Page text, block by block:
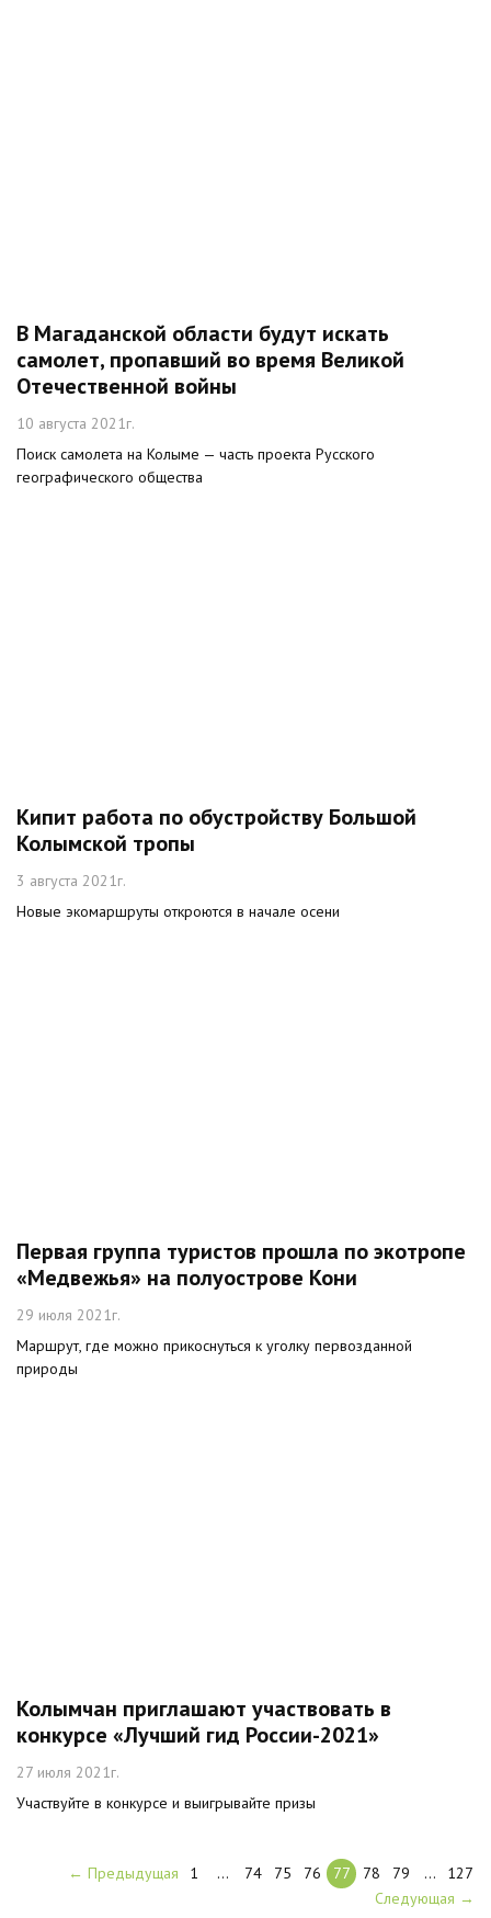
В Магаданской области будут искать
самолет, пропавший во время Великой
Отечественной войны
10 августа 2021г.
Поиск самолета на Колыме — часть проекта Русского
географического общества
Кипит работа по обустройству Большой
Колымской тропы
3 августа 2021г.
Новые экомаршруты откроются в начале осени
Первая группа туристов прошла по экотропе
«Медвежья» на полуострове Кони
29 июля 2021г.
Маршрут, где можно прикоснуться к уголку первозданной
природы
Колымчан приглашают участвовать в
конкурсе «Лучший гид России-2021»
27 июля 2021г.
Участвуйте в конкурсе и выигрывайте призы
← Предыдущая 1 … 74 75 76 77 78 79 …
127
Следующая →